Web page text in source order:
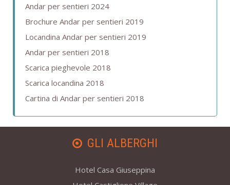
Andar per sentieri 2024
Brochure Andar per sentieri 2019
Locandina Andar per sentieri 2019
Andar per sentieri 2018
Scarica pieghevole 2018
Scarica locandina 2018
Cartina di Andar per sentieri 2018
GLI ALBERGHI
Hotel Casa Giuseppina